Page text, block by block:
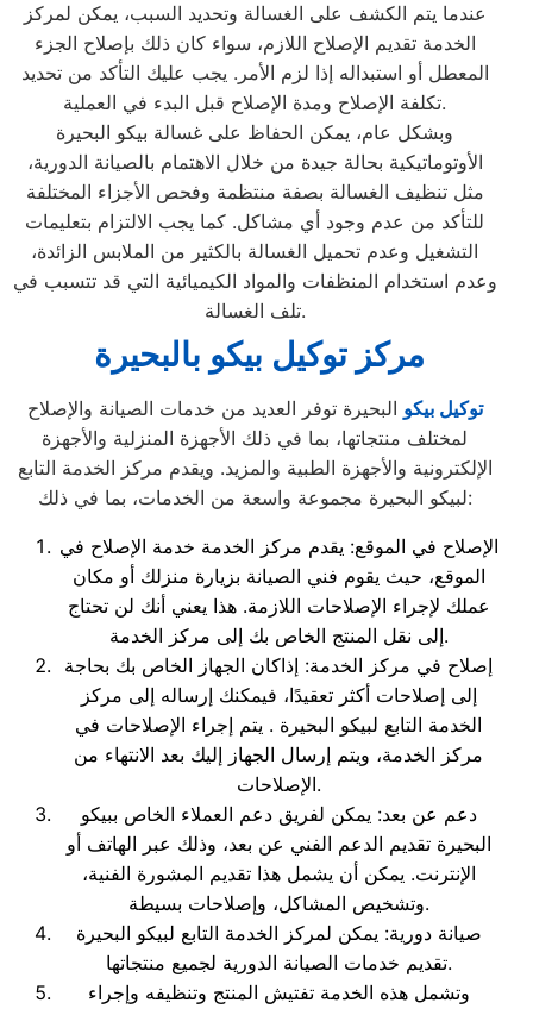
عندما يتم الكشف على الغسالة وتحديد السبب، يمكن لمركز
الخدمة تقديم الإصلاح اللازم، سواء كان ذلك بإصلاح الجزء
المعطل أو استبداله إذا لزم الأمر. يجب عليك التأكد من تحديد
تكلفة الإصلاح ومدة الإصلاح قبل البدء في العملية.
وبشكل عام، يمكن الحفاظ على غسالة بيكو البحيرة
الأوتوماتيكية بحالة جيدة من خلال الاهتمام بالصيانة الدورية،
مثل تنظيف الغسالة بصفة منتظمة وفحص الأجزاء المختلفة
للتأكد من عدم وجود أي مشاكل. كما يجب الالتزام بتعليمات
التشغيل وعدم تحميل الغسالة بالكثير من الملابس الزائدة،
وعدم استخدام المنظفات والمواد الكيميائية التي قد تتسبب في
تلف الغسالة.
مركز توكيل بيكو بالبحيرة
توكيل بيكو البحيرة توفر العديد من خدمات الصيانة والإصلاح
لمختلف منتجاتها، بما في ذلك الأجهزة المنزلية والأجهزة
الإلكترونية والأجهزة الطبية والمزيد. ويقدم مركز الخدمة التابع
لبيكو البحيرة مجموعة واسعة من الخدمات، بما في ذلك:
الإصلاح في الموقع: يقدم مركز الخدمة خدمة الإصلاح في
الموقع، حيث يقوم فني الصيانة بزيارة منزلك أو مكان
عملك لإجراء الإصلاحات اللازمة. هذا يعني أنك لن تحتاج
إلى نقل المنتج الخاص بك إلى مركز الخدمة.
إصلاح في مركز الخدمة: إذاكان الجهاز الخاص بك بحاجة
إلى إصلاحات أكثر تعقيدًا، فيمكنك إرساله إلى مركز
الخدمة التابع لبيكو البحيرة . يتم إجراء الإصلاحات في
مركز الخدمة، ويتم إرسال الجهاز إليك بعد الانتهاء من
الإصلاحات.
دعم عن بعد: يمكن لفريق دعم العملاء الخاص ببيكو
البحيرة تقديم الدعم الفني عن بعد، وذلك عبر الهاتف أو
الإنترنت. يمكن أن يشمل هذا تقديم المشورة الفنية،
وتشخيص المشاكل، وإصلاحات بسيطة.
صيانة دورية: يمكن لمركز الخدمة التابع لبيكو البحيرة
تقديم خدمات الصيانة الدورية لجميع منتجاتها.
وتشمل هذه الخدمة تفتيش المنتج وتنظيفه وإجراء